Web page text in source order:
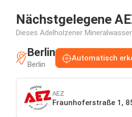
Nächstgelegene
Dieses Adelholzener
Berlin
Berlin
Automatisch
AEZ
Fraunhoferstraße 1,